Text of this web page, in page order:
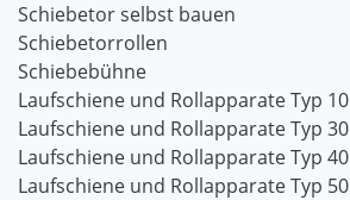
Schiebetor selbst bauen
Schiebetorrollen
Schiebebühne
Laufschiene und Rollapparate Typ 10
Laufschiene und Rollapparate Typ 30
Laufschiene und Rollapparate Typ 40
Laufschiene und Rollapparate Typ 50